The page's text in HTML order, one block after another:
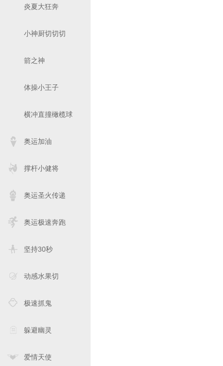
炎夏大狂奔
小神厨切切切
箭之神
体操小王子
横冲直撞橄榄球
奥运加油
撑杆小健将
奥运圣火传递
奥运极速奔跑
坚持30秒
动感水果切
极速抓鬼
躲避幽灵
爱情天使